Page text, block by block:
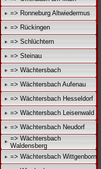
=> Ronneburg Altwiedermus
=> Rückingen
=> Schlüchtern
=> Steinau
=> Wächtersbach
=> Wächtersbach Aufenau
=> Wächtersbach Hesseldorf
=> Wächtersbach Leisenwald
=> Wächtersbach Neudorf
=> Wächtersbach
Waldensberg
=> Wächtersbach Wittgenborn